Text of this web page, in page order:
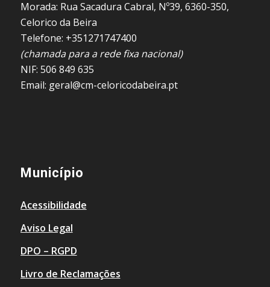
Morada: Rua Sacadura Cabral, Nº39, 6360-350,
Celorico da Beira
Telefone: +351271747400
(chamada para a rede fixa nacional)
NIF: 506 849 635
Email: geral@cm-celoricodabeira.pt
Município
Acessibilidade
Aviso Legal
DPO – RGPD
Livro de Reclamações